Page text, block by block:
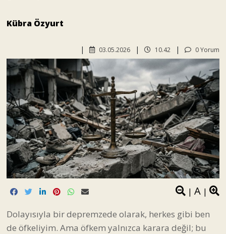
Kübra Özyurt
0 Yorum
10.42
03.05.2026
| A |
Dolayısıyla bir depremzede olarak, herkes gibi ben
de öfkeliyim. Ama öfkem yalnızca karara değil; bu